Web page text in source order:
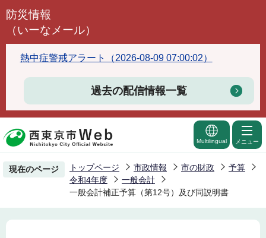
こ
頭
で
防災情報
（いーなメール）
熱中症警戒アラート（2026-08-09 07:00:02）
過去の配信情報一覧
Multilingual メニュー
現在のページ トップページ 市政情報 市の財政
予算
令和4年度
一般会計
一般会計補正予算（第12号）及び同説明書